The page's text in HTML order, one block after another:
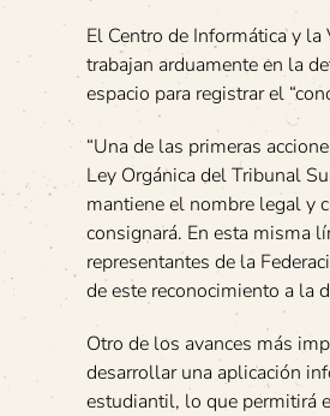
El Centro de Informática y
trabajan arduamente en la
espacio para registrar el
“Una de las primeras
Ley Orgánica del Tribunal
mantiene el nombre legal y
consignará. En esta misma
representantes de la
de este reconocimiento a la
Otro de los avances más
desarrollar una aplicación
estudiantil, lo que permitirá